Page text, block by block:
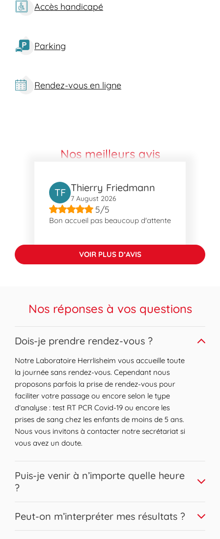
Accès handicapé
Parking
Rendez-vous en ligne
Nos meilleurs avis
TF Thierry Friedmann
7 August 2026
5/5
Bon accueil pas beaucoup d'attente
VOIR PLUS D’AVIS
Nos réponses à vos questions
Dois-je prendre rendez-vous ?
Expand or collapse answer
Notre Laboratoire Herrlisheim vous accueille toute
la journée sans rendez-vous. Cependant nous
proposons parfois la prise de rendez-vous pour
faciliter votre passage ou encore selon le type
d’analyse : test RT PCR Covid-19 ou encore les
prises de sang chez les enfants de moins de 5 ans.
Nous vous invitons à contacter notre secrétariat si
vous avez un doute.
Puis-je venir à n’importe quelle heure
?
Expand or collapse answer
Les prises de sang peuvent être réalisées pour la
plupart sans contrainte horaire en respectant les
Peut-on m’interpréter mes résultats ?
Expand or collapse answer